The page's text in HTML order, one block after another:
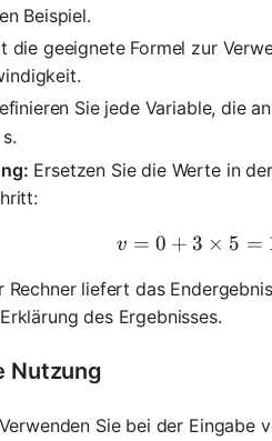
Beispiel.
die geeignete Formel zur
Sie jede Variable, die
s.
Ersetzen Sie die Werte in
v =
v = 0 + 3 × 5 =
Rechner liefert das
des Ergebnisses.
Nutzung
Verwenden Sie bei der Eingabe